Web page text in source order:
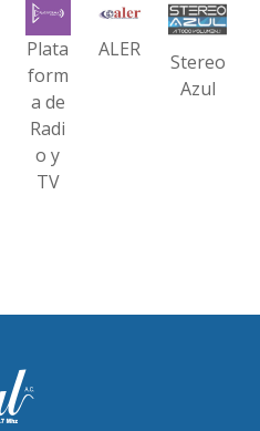
Plata
form
a de
Radi
o y
TV
ALER
Stereo
Azul